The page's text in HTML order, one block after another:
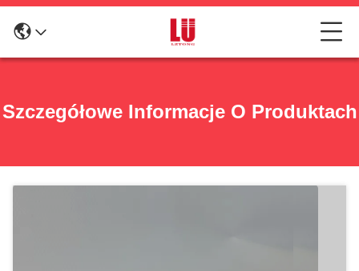
Szczegółowe Informacje O Produktach